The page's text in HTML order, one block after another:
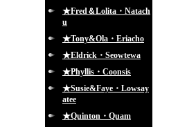
★Fred＆Lolita・Natach
u
★Tony&Ola・Eriacho
★Eldrick・Seowtewa
★Phyllis・Coonsis
★Susie&Faye・Lowsay
atee
★Quinton・Quam